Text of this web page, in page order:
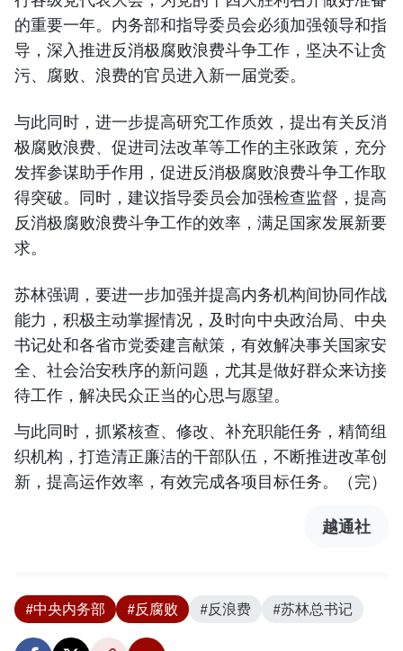
的重要一年。内务部和指导委员会必须加强领导和指
导，深入推进反消极腐败浪费斗争工作，坚决不让贪
污、腐败、浪费的官员进入新一届党委。
与此同时，进一步提高研究工作质效，提出有关反消
极腐败浪费、促进司法改革等工作的主张政策，充分
发挥参谋助手作用，促进反消极腐败浪费斗争工作取
得突破。同时，建议指导委员会加强检查监督，提高
反消极腐败浪费斗争工作的效率，满足国家发展新要
求。
苏林强调，要进一步加强并提高内务机构间协同作战
能力，积极主动掌握情况，及时向中央政治局、中央
书记处和各省市党委建言献策，有效解决事关国家安
全、社会治安秩序的新问题，尤其是做好群众来访接
待工作，解决民众正当的心思与愿望。
与此同时，抓紧核查、修改、补充职能任务，精简组
织机构，打造清正廉洁的干部队伍，不断推进改革创
新，提高运作效率，有效完成各项目标任务。（完）
越通社
#中央内务部 #反腐败 #反浪费 #苏林总书记